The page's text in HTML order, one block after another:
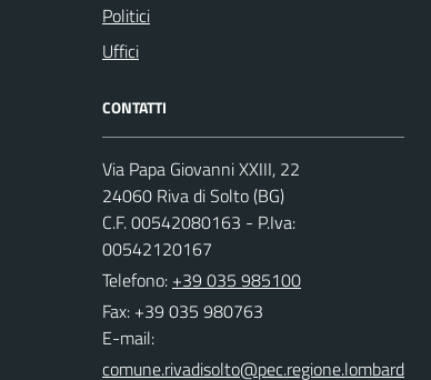
Politici
Uffici
CONTATTI
Via Papa Giovanni XXIII, 22
24060 Riva di Solto (BG)
C.F. 00542080163 - P.Iva:
00542120167
Telefono: +39 035 985100
Fax: +39 035 980763
E-mail: